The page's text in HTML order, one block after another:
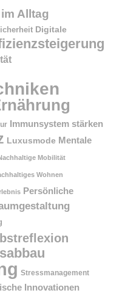
Alltag
Digitale
Immunsystem stärken
Luxusmode Mentale
Mobilität
Wohnen
Persönliche
Stressmanagement
Innovationen